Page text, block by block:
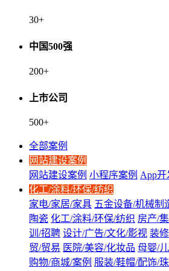
30+
中国500强
200+
上市公司
500+
全部案例
网站建设案例
网站建设案例 小程序案例 App开
化工/涂料/环保/纺织
家电/家居/家具 五金设备/机械制
陶瓷 化工/涂料/环保/纺织 房产/
训/招聘 设计/广告/文化/影视 装
贸/贸易 医院/美容/化妆品 母婴/
购物/商城/案例 服装/鞋帽/配饰/